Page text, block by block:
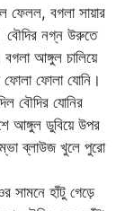
ফেলল, বগলা সায়ার
বৌদির নগ্ন উরুতে
আঙ্গুল চালিয়ে
ফোলা ফোলা যোনি।
বৌদির যোনির
আঙ্গুল ডুবিয়ে উপর
ব্লাউজ খুলে পুরো
সামনে হাঁটু গেড়ে